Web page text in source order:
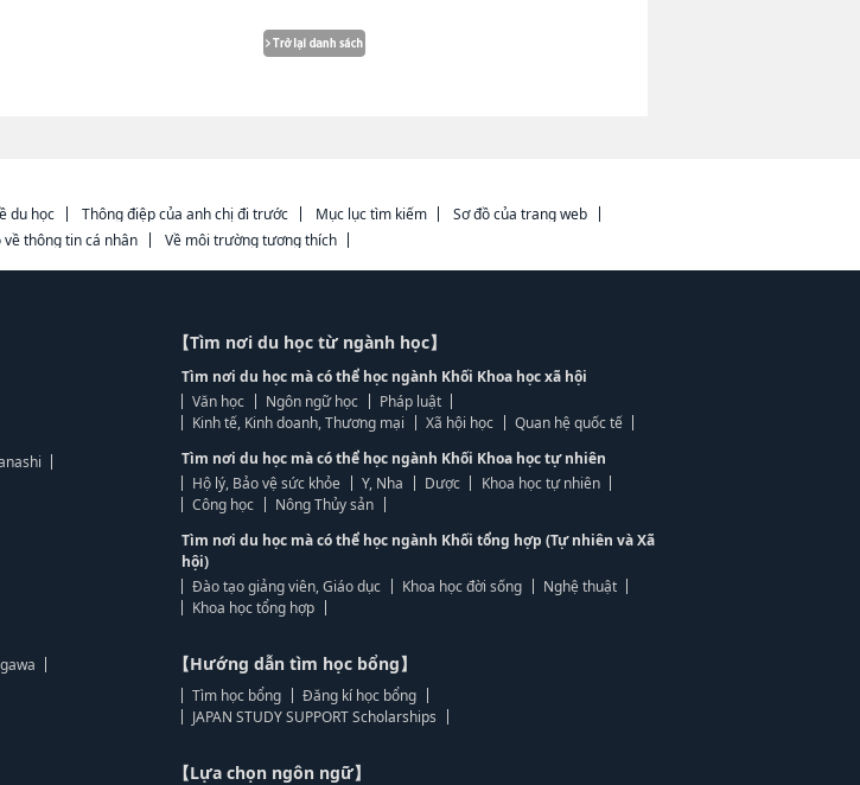
du học Thông điệp của anh chị đi trước Mục lục tìm kiếm
Sơ đồ của trang web
về thông tin cá nhân Về môi trường tương thích
【Tìm nơi du học từ ngành học】
Tìm nơi du học mà có thể học ngành Khối Khoa học xã hội
Văn học
Ngôn ngữ học
Pháp luật
Kinh tế, Kinh doanh, Thương mại
Xã hội học
Quan hệ quốc tế
Tìm nơi du học mà có thể học ngành Khối Khoa học tự nhiên
Hộ lý, Bảo vệ sức khỏe
Y, Nha Dược
Khoa học tự nhiên
Công học
Nông Thủy sản
Tìm nơi du học mà có thể học ngành Khối tổng hợp (Tự nhiên và Xã
hội)
Đào tạo giảng viên, Giáo dục
Khoa học đời sống
Nghệ thuật
Khoa học tổng hợp
【Hướng dẫn tìm học bổng】
Tìm học bổng
Đăng kí học bổng
JAPAN STUDY SUPPORT Scholarships
【Lựa chọn ngôn ngữ】